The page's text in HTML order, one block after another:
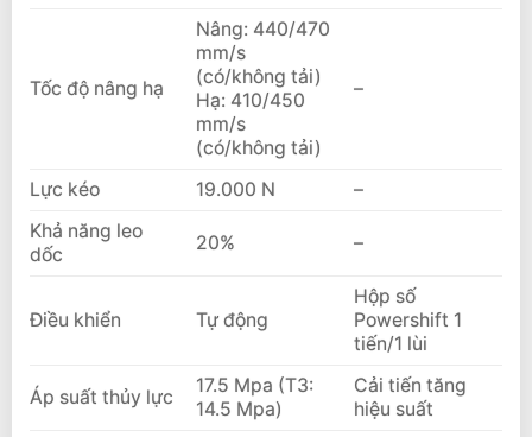
Tốc độ nâng hạ
Nâng: 440/470
mm/s
(có/không tải)
Hạ: 410/450
mm/s
(có/không tải)
–
Lực kéo 19.000 N
–
Khả năng leo
dốc
20% –
Điều khiển Tự động
Hộp số
Powershift 1
tiến/1 lùi
Áp suất thủy lực
17.5 Mpa (T3:
14.5 Mpa)
Cải tiến tăng
hiệu suất